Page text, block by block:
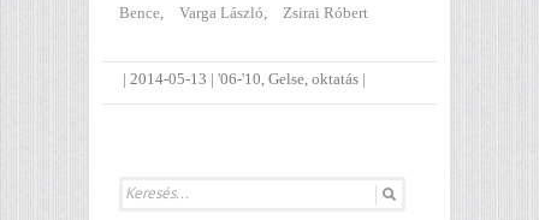
Bence, Varga László, Zsirai Róbert
| 2014-05-13 | '06-'10, Gelse, oktatás |